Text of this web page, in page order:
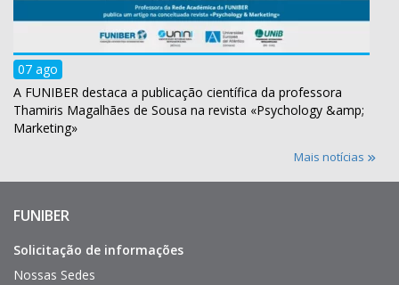
07 ago
A FUNIBER destaca a publicação científica da professora
Thamiris Magalhães de Sousa na revista «Psychology &amp;
Marketing»
Mais notícias
Enlaces
interés
FUNIBER
Solicitação de informações
Nossas Sedes